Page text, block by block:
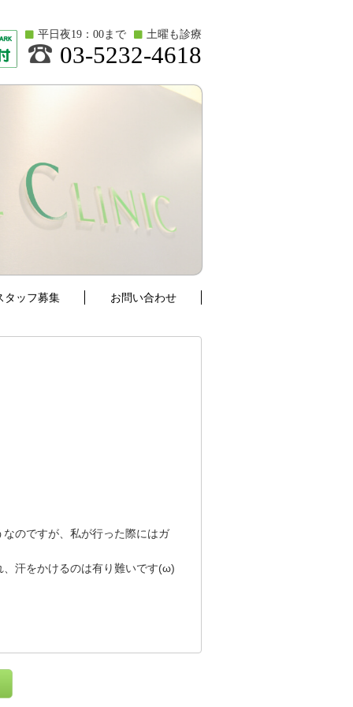
平日夜19：00まで 土曜も診療
03-5232-4618
タッフ募集 お問い合わせ
のですが、私が行った際にはガ
汗をかけるのは有り難いです(ω)